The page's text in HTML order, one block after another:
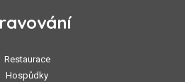
Restaurace
Hospůdky